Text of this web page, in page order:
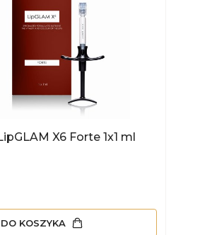
X6 Forte 1x1 ml
DO KOSZYKA